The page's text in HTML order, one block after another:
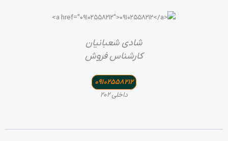
آرمان عبدالله نژاد
09102555840